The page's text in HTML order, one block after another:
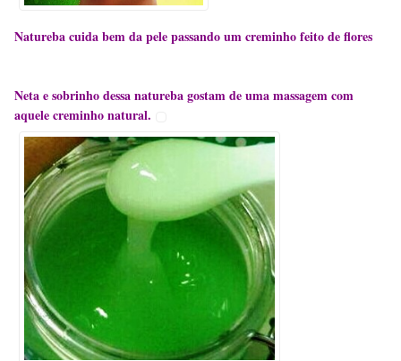
Natureba cuida bem da pele passando um creminho feito de flores
Neta e sobrinho dessa natureba gostam de uma massagem com
aquele creminho natural.